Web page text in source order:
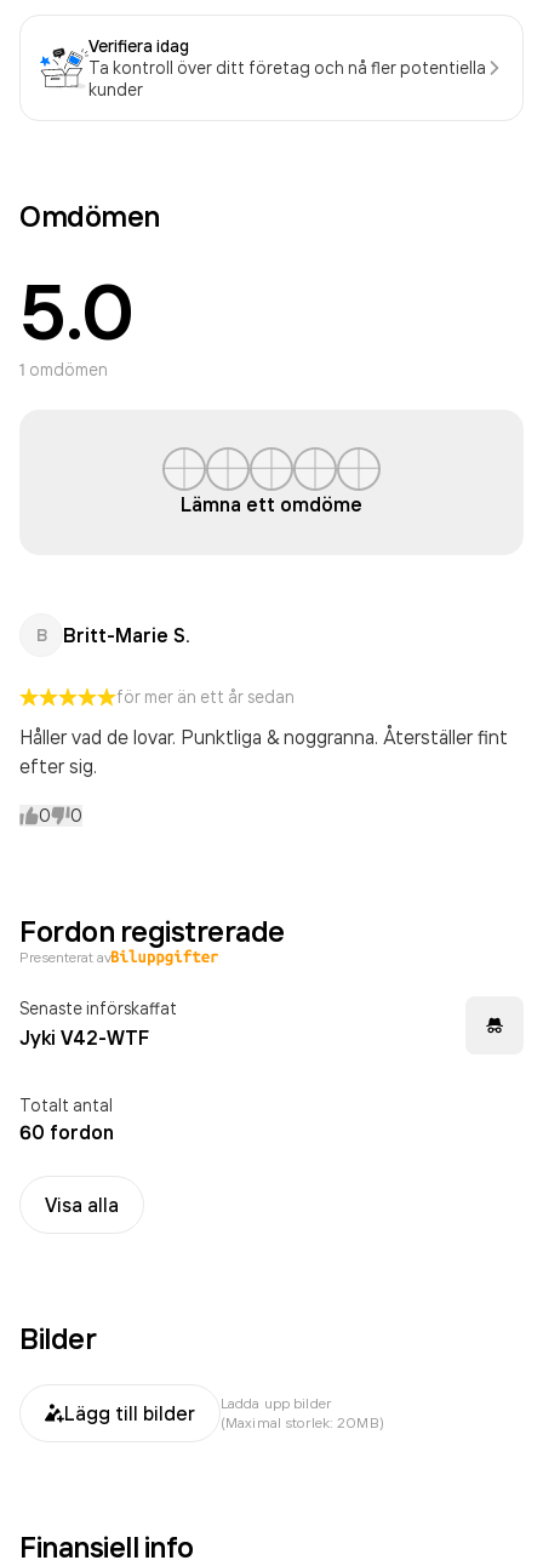
Verifiera idag
Ta kontroll över ditt företag och nå fler potentiella
kunder
Omdömen
5.0
1 omdömen
Lämna ett omdöme
B Britt-Marie S.
för mer än ett år sedan
Håller vad de lovar. Punktliga & noggranna. Återställer fint
efter sig.
0 0
Fordon registrerade
Presenterat av
Senaste införskaffat
Jyki V42-WTF
Totalt antal
60 fordon
Visa alla
Bilder
Lägg till bilder
Ladda upp bilder
(Maximal storlek: 20MB)
Finansiell info